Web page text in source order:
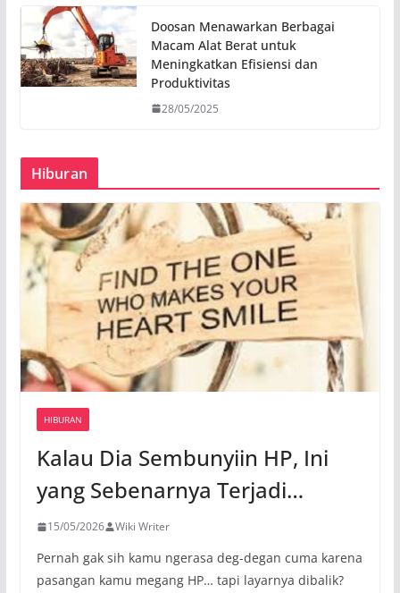
Doosan Menawarkan Berbagai
Macam Alat Berat untuk
Meningkatkan Efisiensi dan
Produktivitas
28/05/2025
Hiburan
HIBURAN
Kalau Dia Sembunyiin HP, Ini
yang Sebenarnya Terjadi…
15/05/2026 Wiki Writer
Pernah gak sih kamu ngerasa deg-degan cuma karena
pasangan kamu megang HP… tapi layarnya dibalik?